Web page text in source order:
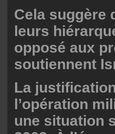
Cela suggère
leurs
opposé aux
soutiennent
La
l’opération
une situation